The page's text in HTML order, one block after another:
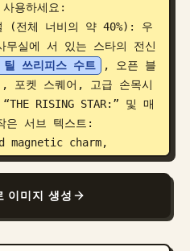
용하세요:
(전체 너비의 약 40%): 우
무실에 서 있는 스타의 전신
틸 쓰리피스 수트
, 오픈 블
포켓 스퀘어, 고급 손목시
RISING STAR:” 및 매
은 서브 텍스트:
magnetic charm,
gaze.” 왼쪽 하단
레스 레드 카펫 프리미
랙 셔츠를 입은 스타, 파파
이미지 생성